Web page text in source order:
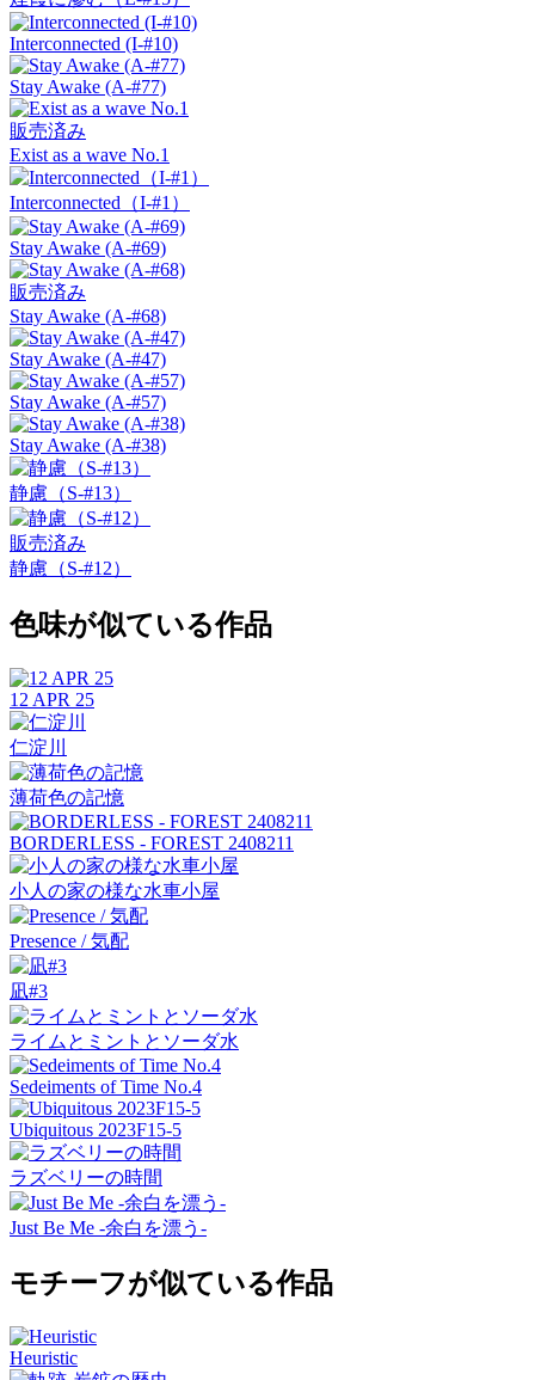
Interconnected (I-#10)
Stay Awake (A-#77)
販売済み
Exist as a wave No.1
Interconnected（I-#1）
Stay Awake (A-#69)
販売済み
Stay Awake (A-#68)
Stay Awake (A-#47)
Stay Awake (A-#57)
Stay Awake (A-#38)
静慮（S-#13）
販売済み
静慮（S-#12）
色味が似ている作品
12 APR 25
仁淀川
薄荷色の記憶
BORDERLESS - FOREST 2408211
小人の家の様な水車小屋
Presence / 気配
凪#3
ライムとミントとソーダ水
Sedeiments of Time No.4
Ubiquitous 2023F15-5
ラズベリーの時間
Just Be Me -余白を漂う-
モチーフが似ている作品
Heuristic